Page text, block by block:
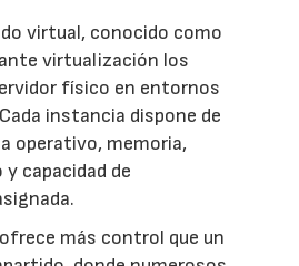
virtual, conocido como
virtualización los
físico en entornos
instancia dispone de
operativo, memoria,
capacidad de
más control que un